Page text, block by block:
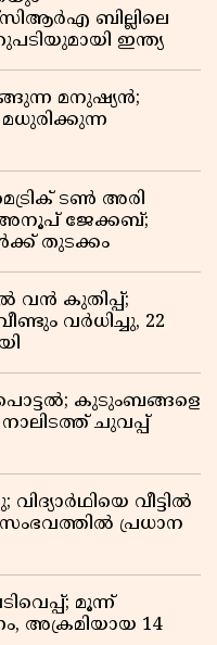
ബില്ലിലെ
ഇന്ത്യ
മനുഷ്യൻ;
മധുരിക്കുന്ന
ടൺ അരി
അനൂപ് ജേക്കബ്;
തുടക്കം
വൻ കുതിപ്പ്;
വർധിച്ചു, 22
കുടുംബങ്ങളെ
നാലിടത്ത് ചുവപ്പ്
വീട്ടിൽ
സംഭവത്തിൽ പ്രധാന
മൂന്ന്
അക്രമിയായ 14